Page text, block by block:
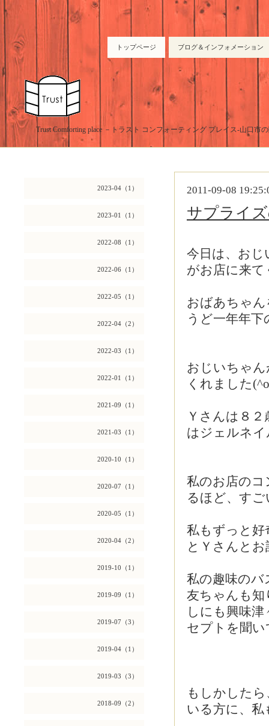
トップページ ブログ＆インフォメーション
Trust Comforting place －トラスト コンフォーティング プレイス-山口市
2023-04（1）
2023-01（1）
2022-08（1）
2022-06（1）
2022-05（1）
2022-04（2）
2022-03（1）
2022-01（1）
2021-09（1）
2021-03（1）
2020-10（1）
2020-07（1）
2020-05（1）
2020-04（2）
2019-10（1）
2019-09（1）
2019-07（3）
2019-04（1）
2019-03（3）
2018-09（2）
2011-09-08
サプライ
今日は、お
がお店に来
おばあちゃ
うど一年年
おじいちゃ
くれました
Ｙさんは８
はジェルネ
私のお店の
るほど、す
私もずっと好
とＹさんと
私の趣味の
友ちゃんも知
しにも興味
セプトを聞
もしかした
いる方に、